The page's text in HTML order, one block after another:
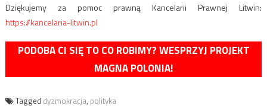
Dziękujemy za pomoc prawną Kancelarii Prawnej Litwin:
https://kancelaria-litwin.pl
PODOBA CI SIĘ TO CO ROBIMY? WESPRZYJ PROJEKT
MAGNA POLONIA!
Tagged dyzmokracja, polityka